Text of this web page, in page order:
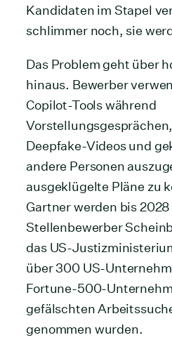
Kandidaten im Stapel
schlimmer noch, sie
Das Problem geht über
hinaus. Bewerber
Copilot-Tools während
Deepfake-Videos und
andere Personen
ausgeklügelte Pläne zu
Gartner werden bis 2028
Stellenbewerber
das US-
über 300 US-
Fortune-500-
gefälschten
genommen wurden.